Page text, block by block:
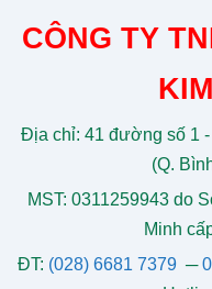
CÔNG TY
Địa chỉ: 41 đường số 1
(Q.
MST: 0311259943 do
Minh
ĐT: (028) 6681 7379 ─